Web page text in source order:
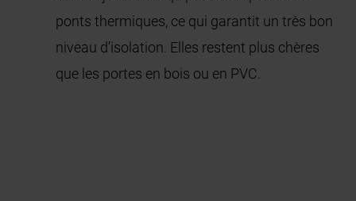
ponts thermiques, ce qui garantit un très bon
niveau d’isolation. Elles restent plus chères
que les portes en bois ou en PVC.